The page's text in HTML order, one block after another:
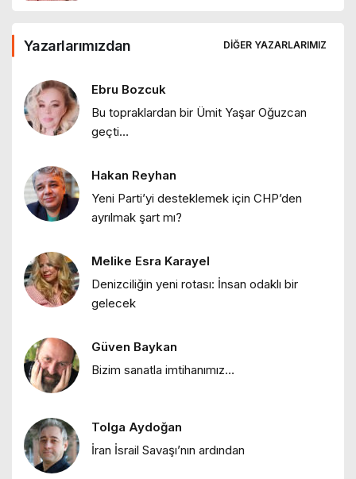
Ebru Bozcuk
"Bir sabah ilüzyonu…"
Ebru Bozcuk
"Bir zamanlar İstanbul: Eski İstanbul
Ebru Bozcuk
"Lilith efsanesi"
Ebru Bozcuk
Yazarlarımızdan DIĞER YAZARLARIMIZ
Ebru Bozcuk
Bu topraklardan bir Ümit Yaşar Oğuzcan
geçti…
Hakan Reyhan
Yeni Parti’yi desteklemek için CHP’den
ayrılmak şart mı?
Melike Esra Karayel
Denizciliğin yeni rotası: İnsan odaklı bir
gelecek
Güven Baykan
Bizim sanatla imtihanımız…
Tolga Aydoğan
İran İsrail Savaşı’nın ardından